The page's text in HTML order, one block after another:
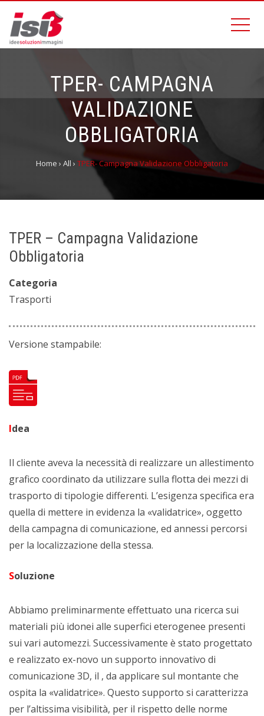
TPER- CAMPAGNA
VALIDAZIONE
OBBLIGATORIA
Home› All› TPER- Campagna Validazione Obbligatoria
TPER – Campagna Validazione
Obbligatoria
Categoria
Trasporti
Versione stampabile:
Idea
Il cliente aveva la necessità di realizzare un allestimento
grafico coordinato da utilizzare sulla flotta dei mezzi di
trasporto di tipologie differenti. L’esigenza specifica era
quella di mettere in evidenza la «validatrice», oggetto
della campagna di comunicazione, ed annessi percorsi
per la localizzazione della stessa.
Soluzione
Abbiamo preliminarmente effettuato una ricerca sui
materiali più idonei alle superfici eterogenee presenti
sui vari automezzi. Successivamente è stato progettato
e realizzato ex-novo un supporto innovativo di
comunicazione 3D, il , da applicare sul montante che
ospita la «validatrice». Questo supporto si caratterizza
per l’altissima visibilità, per il rispetto delle norme